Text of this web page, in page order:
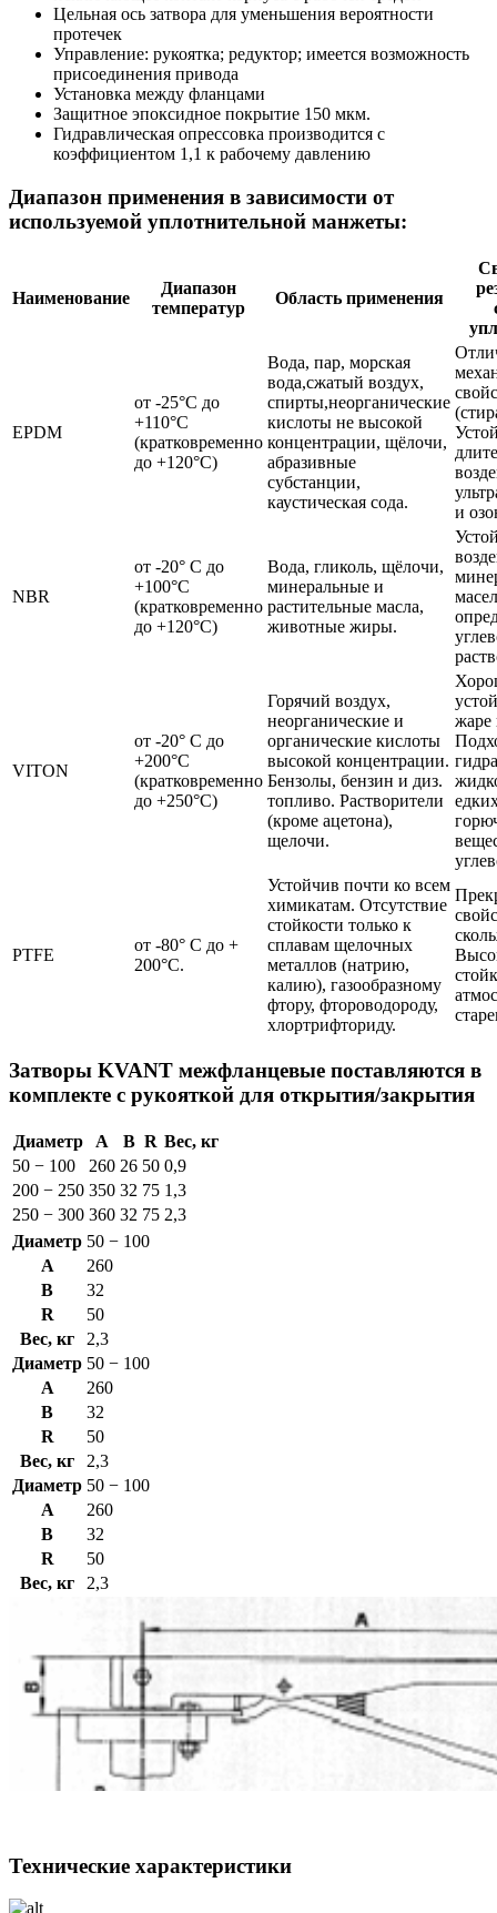
Цельная ось затвора для уменьшения вероятности
протечек
Управление: рукоятка; редуктор; имеется возможность
присоединения привода
Установка между фланцами
Защитное эпоксидное покрытие 150 мкм.
Гидравлическая опрессовка производится с
коэффициентом 1,1 к рабочему давлению
Диапазон применения в зависимости от
используемой уплотнительной манжеты:
Наименование
Диапазон
температур
Область применения
EPDM
от -25°С до
+110°С
(кратковременно
до +120°С)
Вода, пар, морская
вода,сжатый воздух,
спирты,неорганические
кислоты не высокой
концентрации, щёлочи,
абразивные
субстанции,
каустическая сода.
и
NBR
от -20° С до
+100°С
(кратковременно
до +120°С)
Вода, гликоль, щёлочи,
минеральные и
растительные масла,
животные жиры.
VITON
от -20° С до
+200°С
(кратковременно
до +250°С)
Горячий воздух,
неорганические и
органические кислоты
высокой концентрации.
Бензолы, бензин и диз.
топливо. Растворители
(кроме ацетона),
щелочи.
жаре
PTFE
от -80° С до +
200°С.
Устойчив почти ко всем
химикатам. Отсутствие
стойкости только к
сплавам щелочных
металлов (натрию,
калию), газообразному
фтору, фтороводороду,
хлортрифториду.
Затворы KVANT межфланцевые поставляются в
комплекте с рукояткой для открытия/закрытия
Диаметр A B R Вес, кг
50 − 100
260 26 50 0,9
200 − 250 350 32 75 1,3
250 − 300 360 32 75 2,3
Диаметр 50 − 100
A
260
B
32
R
50
Вес, кг
2,3
Диаметр 50 − 100
A
260
B
32
R
50
Вес, кг
2,3
Диаметр 50 − 100
A
260
B
32
R
50
Вес, кг
2,3
Технические характеристики